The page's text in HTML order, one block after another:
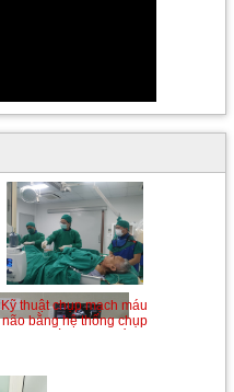
Kỹ thuật chụp mạch máu
não bằng hệ thống chụp